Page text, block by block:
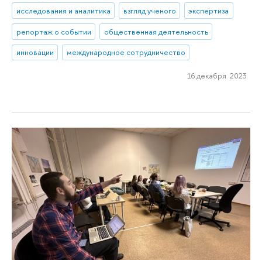
исследования и аналитика
взгляд ученого
экспертиза
репортаж о событии
общественная деятельность
инновации
международное сотрудничество
16 декабря 2023